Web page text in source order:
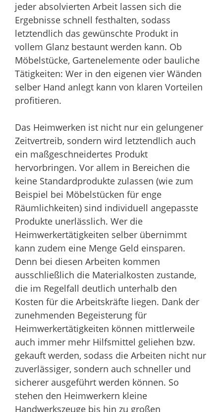
jeder absolvierten Arbeit lassen sich die
Ergebnisse schnell festhalten, sodass
letztendlich das gewünschte Produkt in
vollem Glanz bestaunt werden kann. Ob
Möbelstücke, Gartenelemente oder bauliche
Tätigkeiten: Wer in den eigenen vier Wänden
selber Hand anlegt kann von klaren Vorteilen
profitieren.
Das Heimwerken ist nicht nur ein gelungener
Zeitvertreib, sondern wird letztendlich auch
ein maßgeschneidertes Produkt
hervorbringen. Vor allem in Bereichen die
keine Standardprodukte zulassen (wie zum
Beispiel bei Möbelstücken für enge
Räumlichkeiten) sind individuell angepasste
Produkte unerlässlich. Wer die
Heimwerkertätigkeiten selber übernimmt
kann zudem eine Menge Geld einsparen.
Denn bei diesen Arbeiten kommen
ausschließlich die Materialkosten zustande,
die im Regelfall deutlich unterhalb den
Kosten für die Arbeitskräfte liegen. Dank der
zunehmenden Begeisterung für
Heimwerkertätigkeiten können mittlerweile
auch immer mehr Hilfsmittel geliehen bzw.
gekauft werden, sodass die Arbeiten nicht nur
zuverlässiger, sondern auch schneller und
sicherer ausgeführt werden können. So
stehen den Heimwerkern kleine
Handwerkszeuge bis hin zu großen